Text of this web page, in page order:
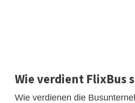
Wie verdient FlixBus
Wie verdienen die